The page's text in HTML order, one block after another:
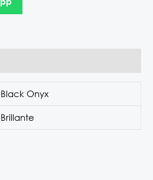
Black Onyx
Brillante